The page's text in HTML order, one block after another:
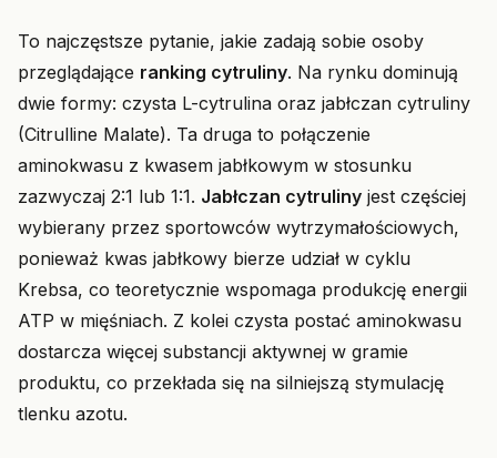
To najczęstsze pytanie, jakie zadają sobie osoby
przeglądające ranking cytruliny. Na rynku dominują
dwie formy: czysta L-cytrulina oraz jabłczan cytruliny
(Citrulline Malate). Ta druga to połączenie
aminokwasu z kwasem jabłkowym w stosunku
zazwyczaj 2:1 lub 1:1. Jabłczan cytruliny jest częściej
wybierany przez sportowców wytrzymałościowych,
ponieważ kwas jabłkowy bierze udział w cyklu
Krebsa, co teoretycznie wspomaga produkcję energii
ATP w mięśniach. Z kolei czysta postać aminokwasu
dostarcza więcej substancji aktywnej w gramie
produktu, co przekłada się na silniejszą stymulację
tlenku azotu.